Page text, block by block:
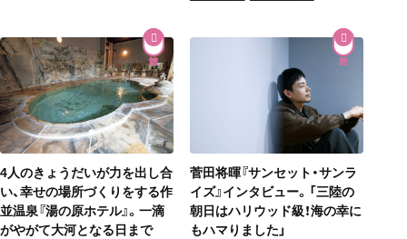
4人のきょうだいが力を出し合
い、幸せの場所づくりをする作
並温泉『湯の原ホテル』。一滴
がやがて大河となる日まで
菅田将暉『サンセット・サンラ
イズ』インタビュー。「三陸の
朝日はハリウッド級！海の幸に
もハマりました」